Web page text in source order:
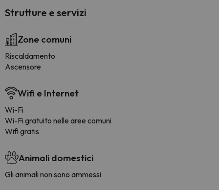
Strutture e servizi
Zone comuni
Riscaldamento
Ascensore
Wifi e Internet
Wi-Fi
Wi-Fi gratuito nelle aree comuni
Wifi gratis
Animali domestici
Gli animali non sono ammessi